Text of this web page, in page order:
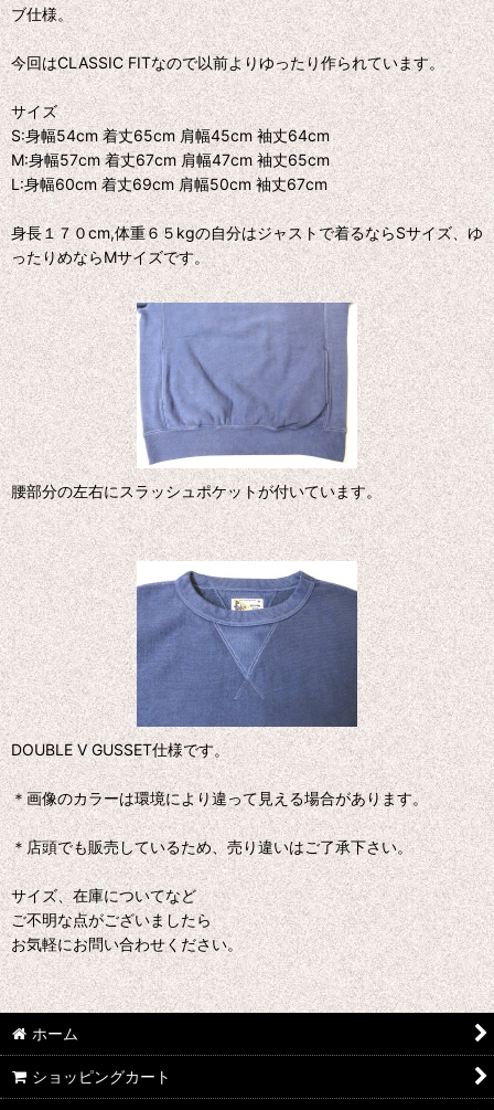
ブ仕様。
今回はCLASSIC FITなので以前よりゆったり作られています。
サイズ
S:身幅54cm 着丈65cm 肩幅45cm 袖丈64cm
M:身幅57cm 着丈67cm 肩幅47cm 袖丈65cm
L:身幅60cm 着丈69cm 肩幅50cm 袖丈67cm
身長１７０cm,体重６５kgの自分はジャストで着るならSサイズ、ゆ
ったりめならMサイズです。
腰部分の左右にスラッシュポケットが付いています。
DOUBLE V GUSSET仕様です。
＊画像のカラーは環境により違って見える場合があります。
＊店頭でも販売しているため、売り違いはご了承下さい。
サイズ、在庫についてなど
ご不明な点がございましたら
お気軽にお問い合わせください。
ホーム
ショッピングカート